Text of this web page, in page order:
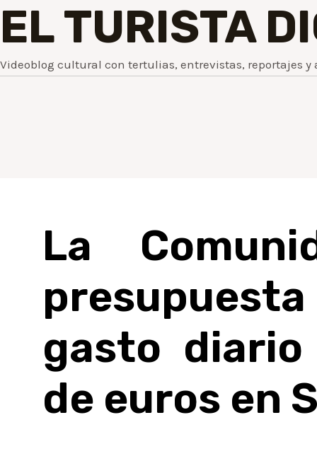
EL TURISTA
Videoblog cultural con tertulias, entrevistas, reportajes y
La
gasto
de euros en